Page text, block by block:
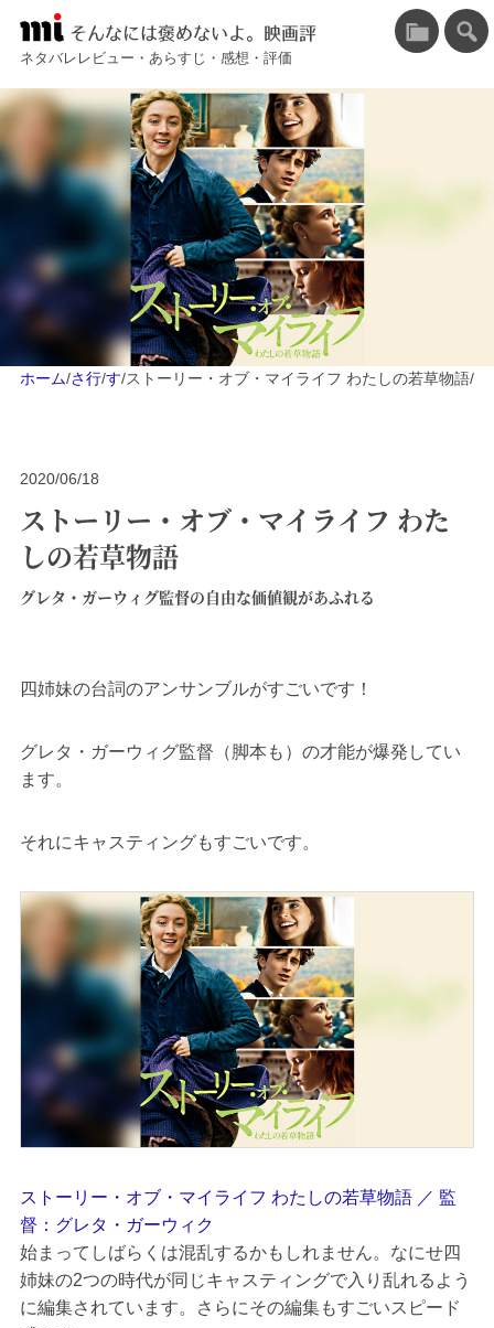
そんなには褒めないよ。映画評
ネタバレレビュー・あらすじ・感想・評価
ホーム/さ行/す/ストーリー・オブ・マイライフ わたしの若草物語/
2020/06/18
ストーリー・オブ・マイライフ わた
しの若草物語
グレタ・ガーウィグ監督の自由な価値観があふれる
四姉妹の台詞のアンサンブルがすごいです！
グレタ・ガーウィグ監督（脚本も）の才能が爆発してい
ます。
それにキャスティングもすごいです。
ストーリー・オブ・マイライフ わたしの若草物語 ／ 監
督：グレタ・ガーウィク
始まってしばらくは混乱するかもしれません。なにせ四
姉妹の2つの時代が同じキャスティングで入り乱れるよう
に編集されています。さらにその編集もすごいスピード